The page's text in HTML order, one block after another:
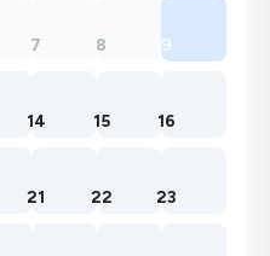
7 8 9
14 15 16
21 22 23